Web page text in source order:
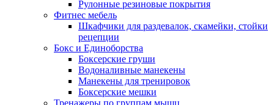
Рулонные резиновые покрытия
Фитнес мебель
Шкафчики для раздевалок, скамейки, стойки
рецепции
Бокс и Единоборства
Боксерские груши
Водоналивные манекены
Манекены для тренировок
Боксерские мешки
Тренажеры по группам мышц